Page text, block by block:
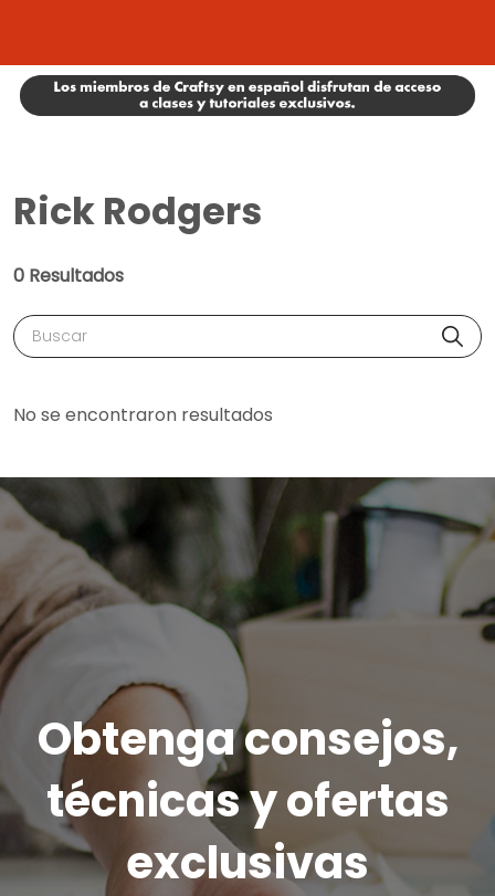
Rick Rodgers
0 Resultados
Buscar
No se encontraron resultados
Obtenga consejos,
técnicas y ofertas
exclusivas